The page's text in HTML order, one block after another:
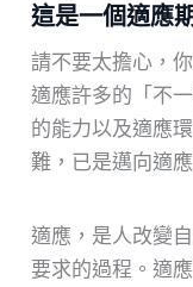
這是一個適應期
請不要太擔心，
適應許多的「不
的能力以及適應
難，已是邁向適
適應，是人改變
要求的過程。適